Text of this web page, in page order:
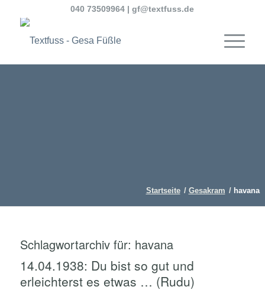
040 73509964 |gf@textfuss.de
Startseite / Gesakram / havana
Schlagwortarchiv für: havana
14.04.1938: Du bist so gut und
erleichterst es etwas … (Rudu)